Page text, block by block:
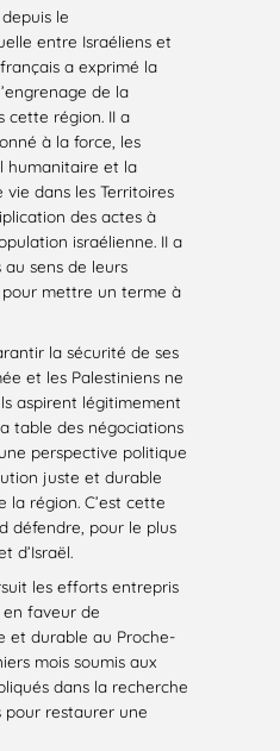
le
entre Israéliens et
a exprimé la
de la
cette région. II a
à la force, les
humanitaire et la
dans les Territoires
des actes à
israélienne. II a
sens de leurs
mettre un terme à
la sécurité de ses
et les Palestiniens ne
aspirent légitimement
table des négociations
perspective politique
juste et durable
la région. C’est cette
défendre, pour le plus
d’Israël.
les efforts entrepris
faveur de
et durable au Proche-
mois soumis aux
dans la recherche
pour restaurer une